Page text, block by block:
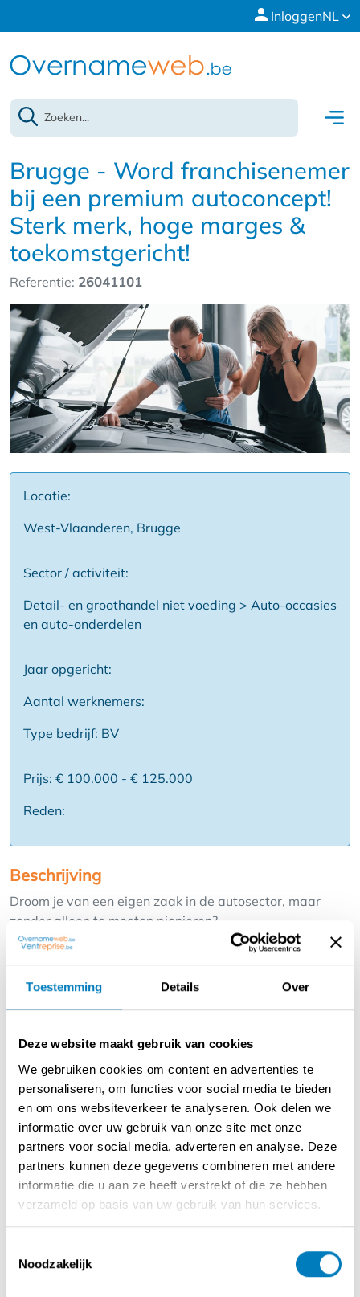
Toestemming Details Over
Deze website maakt gebruik van cookies
We gebruiken cookies om content en advertenties te
personaliseren, om functies voor social media te bieden
en om ons websiteverkeer te analyseren. Ook delen we
informatie over uw gebruik van onze site met onze
partners voor social media, adverteren en analyse. Deze
partners kunnen deze gegevens combineren met andere
informatie die u aan ze heeft verstrekt of die ze hebben
verzameld op basis van uw gebruik van hun services.
Noodzakelijk
InloggenNL
Brugge - Word franchisenemer
bij een premium autoconcept!
Sterk merk, hoge marges &
toekomstgericht!
Referentie: 26041101
Locatie:
West-Vlaanderen, Brugge
Sector / activiteit:
Detail- en groothandel niet voeding > Auto-occasies
en auto-onderdelen
Jaar opgericht:
Aantal werknemers:
Type bedrijf: BV
Prijs: € 100.000 - € 125.000
Reden:
Beschrijving
Droom je van een eigen zaak in de autosector, maar
zonder alleen te moeten pionieren?
Dit gevestigde autoconcept (naam wordt meegedeeld
een bewezen formule, professionele ondersteuning en
sterke merkbekendheid.
✅Gekend merk & professionele begeleiding
✅ Centrale marketing & leadgeneratie
✅ Interessante marges en groeipotentieel
✅ Opleiding voorzien
Profiel
✅Commercieel en ondernemend
✅ Passie voor auto’s